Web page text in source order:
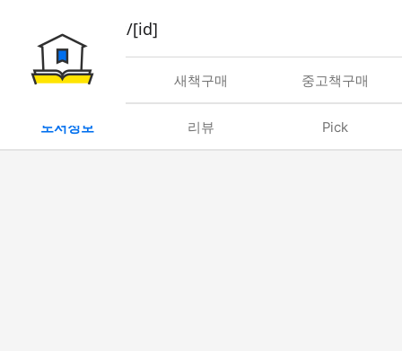
book/rent/[id]
대여 새책구매 중고책구매
도서정보 리뷰 Pick